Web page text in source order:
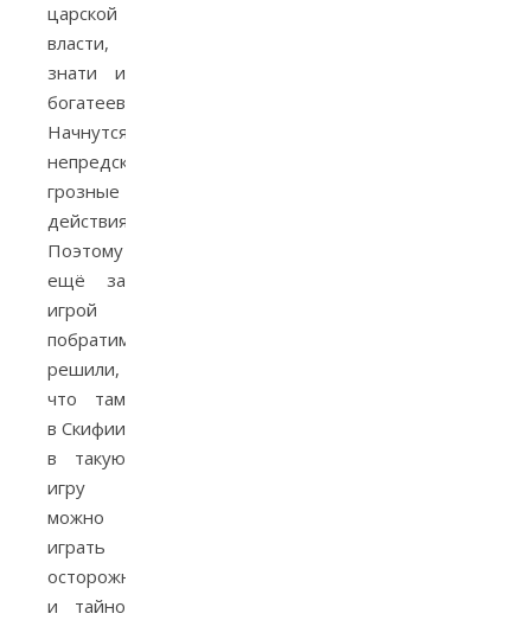
царской
власти,
знати и
богатеев.
Начнутся
непредсказуемые
грозные
действия.
Поэтому
ещё за
игрой
побратимы
решили,
что там
в Скифии
в такую
игру
можно
играть
осторожно
и тайно